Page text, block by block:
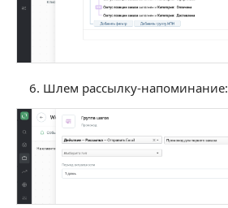
Шлем рассылку-напоминание: